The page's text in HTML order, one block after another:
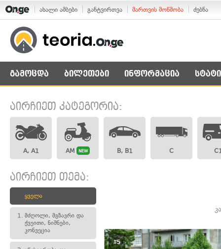
ახალი ამბები განტვირთვა მართვის მოწმობა ძებნა
გამოცდა ბილეთები ინფორმაცია
აირჩიეთ კატეგორია:
A, A1 AM NEW B, B1 C
აირჩიეთ თემა:
ყველა
1. მძღოლი, მგზავრი და
ქვეითი, ნიშნები,
კონვეცია
#5